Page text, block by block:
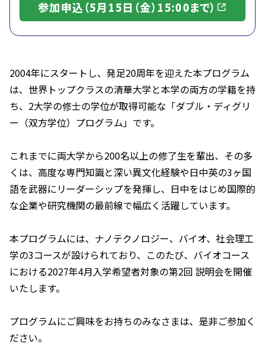
参加申込（5月15日（金）15:00まで）
2004年にスタートし、発足20周年を迎えた本プログラム
は、世界トップクラスの清華大学と本学の両方の学籍を持
ち、2大学の修士の学位が取得可能な「ダブル・ディグリ
ー（双方学位）プログラム」です。
これまでに両大学から200名以上の修了生を輩出、その多
くは、高度な専門知識と深い異文化経験や日中英の3ヶ国
語を武器にリーダーシップを発揮し、日中をはじめ国際的
な企業や研究機関の最前線で幅広く活躍しています。
本プログラムには、ナノテクノロジー、バイオ、社会理工
学の3コースが設けられており、このたび、バイオコース
における2027年4月入学希望者対象の第2回 説明会を開催
いたします。
プログラムにご興味をお持ちのみなさまは、是非ご参加く
ださい。